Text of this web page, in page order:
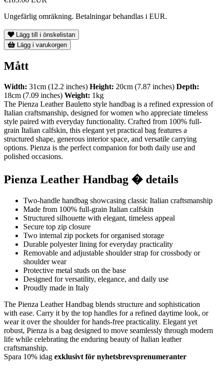
Ungefärlig omräkning. Betalningar behandlas i EUR.
Lägg till i önskelistan
Lägg i varukorgen
Mått
Width: 31cm (12.2 inches) Height: 20cm (7.87 inches) Depth:
18cm (7.09 inches) Weight: 1kg
The Pienza Leather Bauletto style handbag is a refined expression of
Italian craftsmanship, designed for women who appreciate timeless
style paired with everyday functionality. Crafted from 100% full-
grain Italian calfskin, this elegant yet practical bag features a
structured shape, generous interior space, and versatile carrying
options. Pienza is the perfect companion for both daily use and
polished occasions.
Pienza Leather Handbag � details
Two-handle handbag showcasing classic Italian craftsmanship
Made from 100% full-grain Italian calfskin
Structured silhouette with elegant, timeless appeal
Secure top zip closure
Two internal zip pockets for organised storage
Durable polyester lining for everyday practicality
Removable and adjustable shoulder strap for crossbody or
shoulder wear
Protective metal studs on the base
Designed for versatility, elegance, and daily use
Proudly made in Italy
The Pienza Leather Handbag blends structure and sophistication
with ease. Carry it by the top handles for a refined daytime look, or
wear it over the shoulder for hands-free practicality. Elegant yet
robust, Pienza is a bag designed to move seamlessly through modern
life while celebrating the enduring beauty of Italian leather
craftsmanship.
Spara 10% idag exklusivt för nyhetsbrevsprenumeranter